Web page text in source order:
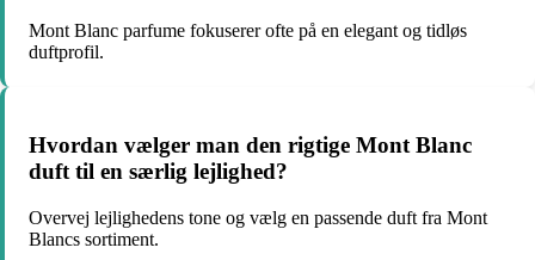
Mont Blanc parfume fokuserer ofte på en elegant og tidløs
duftprofil.
Hvordan vælger man den rigtige Mont Blanc
duft til en særlig lejlighed?
Overvej lejlighedens tone og vælg en passende duft fra Mont
Blancs sortiment.